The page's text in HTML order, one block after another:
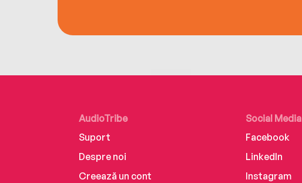
AudioTribe
Suport
Despre noi
Creează un cont
Social Media
Facebook
LinkedIn
Instagram